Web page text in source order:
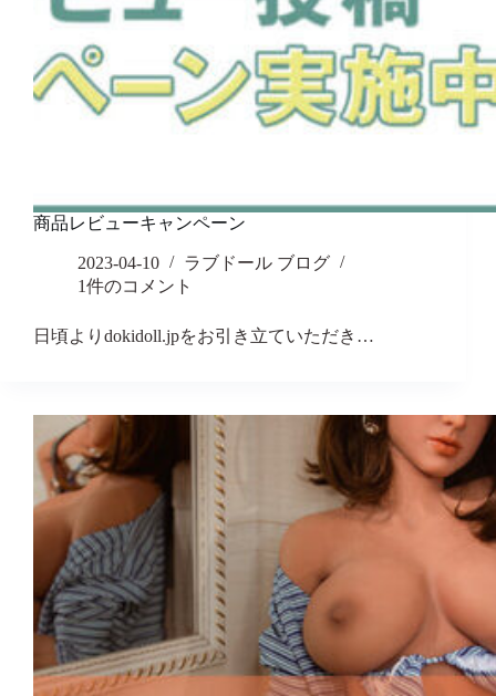
商品レビューキャンペーン
2023-04-10
ラブドール ブログ
1件のコメント
日頃よりdokidoll.jpをお引き立ていただき…